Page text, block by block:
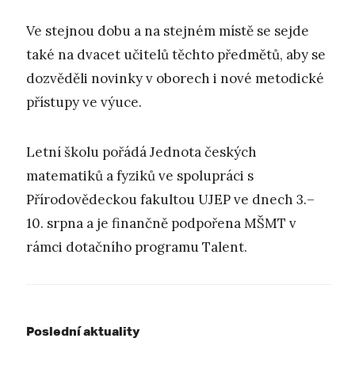
Ve stejnou dobu a na stejném místě se sejde
také na dvacet učitelů těchto předmětů, aby se
dozvěděli novinky v oborech i nové metodické
přístupy ve výuce.
Letní školu pořádá Jednota českých
matematiků a fyziků ve spolupráci s
Přírodovědeckou fakultou UJEP ve dnech 3.–
10. srpna a je finančně podpořena MŠMT v
rámci dotačního programu Talent.
Poslední aktuality